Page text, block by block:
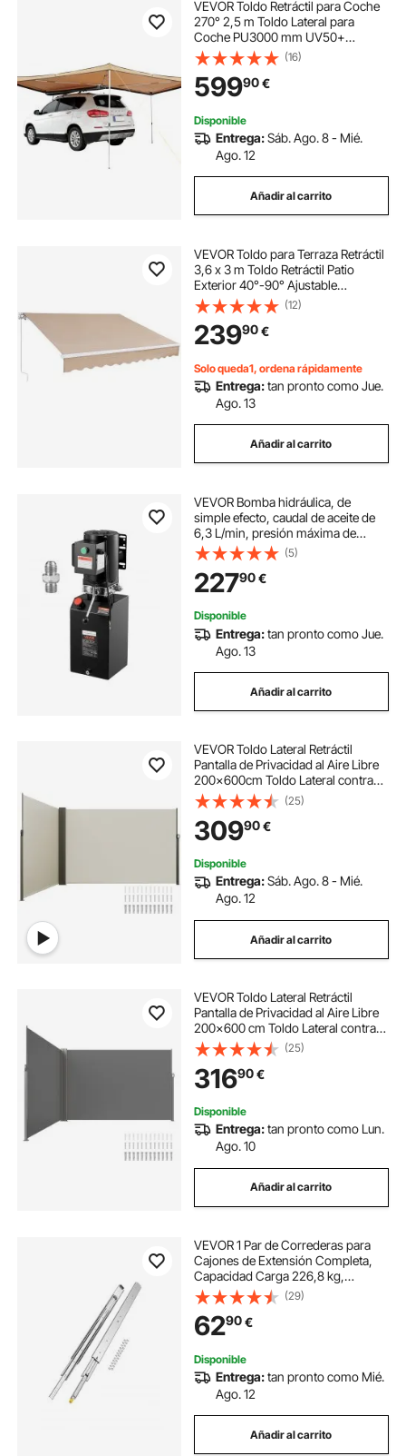
VEVOR Toldo Retráctil para Coche
270° 2,5 m Toldo Lateral para
Coche PU3000 mm UV50+
Resistente al Sol/Agua/Viento con
Bolsa de Almacenamiento Toldo
Lateral/Trasero para Camiones SUV
Furgonetas
(16)
59990€
Disponible
Entrega:Sáb. Ago. 8 - Mié.
Ago. 12
Añadir al carrito
VEVOR Toldo para Terraza Retráctil
3,6 x 3 m Toldo Retráctil Patio
Exterior 40°-90° Ajustable
Viento/UV/Resistente al Agua Toldo
Sombrilla Poliéster con Manivela
para Patio, Terraza, Jardín, Balcón
(12)
23990€
Solo queda1, ordena rápidamente
Entrega:tan pronto como Jue.
Ago. 13
Añadir al carrito
VEVOR Bomba hidráulica, de
simple efecto, caudal de aceite de
6,3 L/min, presión máxima de
descarga de 22 MPa para
camiones, talleres mecánicos y
elevadores de vehículos, negro,
660 x 270 x 270 mm
(5)
22790€
Disponible
Entrega:tan pronto como Jue.
Ago. 13
Añadir al carrito
VEVOR Toldo Lateral Retráctil
Pantalla de Privacidad al Aire Libre
200x600cm Toldo Lateral contra
Viento Impermeable de Poliéster
180g/m² Divisor de Habitación UV
30+ para Patio, Jardín, Balcón,
Beige
(25)
30990€
Disponible
Entrega:Sáb. Ago. 8 - Mié.
Ago. 12
Añadir al carrito
VEVOR Toldo Lateral Retráctil
Pantalla de Privacidad al Aire Libre
200x600 cm Toldo Lateral contra
Viento Impermeable de Poliéster
180g/m² Divisor de Habitación UV
30+ para Patio, Jardín, Balcón, Gris
(25)
31690€
Disponible
Entrega:tan pronto como Lun.
Ago. 10
Añadir al carrito
VEVOR 1 Par de Correderas para
Cajones de Extensión Completa,
Capacidad Carga 226,8 kg,
Rodamiento de Bolas con Riel
Deslizante para Cajones de Montaje
Lateral con Bloqueo, 1220 x 76 x
19,5 mm
(29)
6290€
Disponible
Entrega:tan pronto como Mié.
Ago. 12
Añadir al carrito